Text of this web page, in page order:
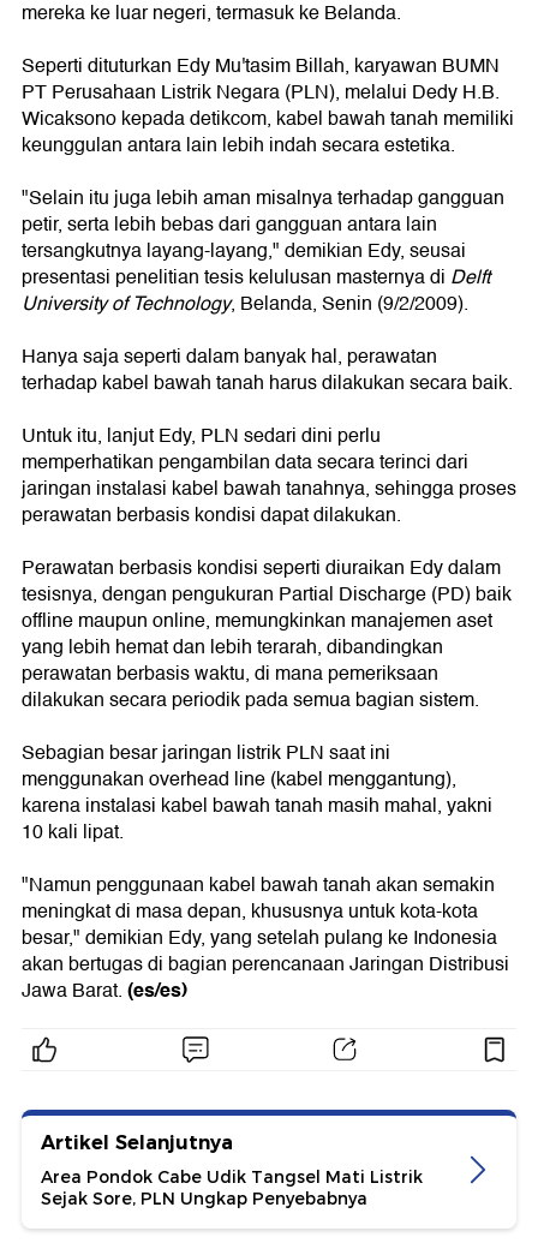
mereka ke luar negeri, termasuk ke Belanda.
Seperti dituturkan Edy Mu'tasim Billah, karyawan BUMN
PT Perusahaan Listrik Negara (PLN), melalui Dedy H.B.
Wicaksono kepada detikcom, kabel bawah tanah memiliki
keunggulan antara lain lebih indah secara estetika.
"Selain itu juga lebih aman misalnya terhadap gangguan
petir, serta lebih bebas dari gangguan antara lain
tersangkutnya layang-layang," demikian Edy, seusai
presentasi penelitian tesis kelulusan masternya di Delft
University of Technology, Belanda, Senin (9/2/2009).
Hanya saja seperti dalam banyak hal, perawatan
terhadap kabel bawah tanah harus dilakukan secara baik.
Untuk itu, lanjut Edy, PLN sedari dini perlu
memperhatikan pengambilan data secara terinci dari
jaringan instalasi kabel bawah tanahnya, sehingga proses
perawatan berbasis kondisi dapat dilakukan.
Perawatan berbasis kondisi seperti diuraikan Edy dalam
tesisnya, dengan pengukuran Partial Discharge (PD) baik
offline maupun online, memungkinkan manajemen aset
yang lebih hemat dan lebih terarah, dibandingkan
perawatan berbasis waktu, di mana pemeriksaan
dilakukan secara periodik pada semua bagian sistem.
Sebagian besar jaringan listrik PLN saat ini
menggunakan overhead line (kabel menggantung),
karena instalasi kabel bawah tanah masih mahal, yakni
10 kali lipat.
"Namun penggunaan kabel bawah tanah akan semakin
meningkat di masa depan, khususnya untuk kota-kota
besar," demikian Edy, yang setelah pulang ke Indonesia
akan bertugas di bagian perencanaan Jaringan Distribusi
Jawa Barat.(es/es)
Artikel Selanjutnya
Area Pondok Cabe Udik Tangsel Mati Listrik
Sejak Sore, PLN Ungkap Penyebabnya